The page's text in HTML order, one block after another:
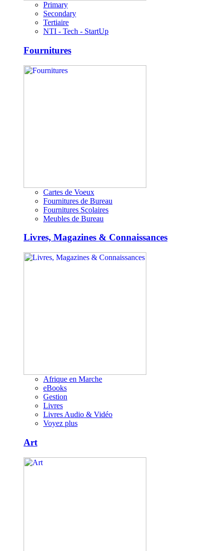
Primary
Secondary
Tertiaire
NTI - Tech - StartUp
Fournitures
Cartes de Voeux
Fournitures de Bureau
Fournitures Scolaires
Meubles de Bureau
Livres, Magazines & Connaissances
Afrique en Marche
eBooks
Gestion
Livres
Livres Audio & Vidéo
Voyez plus
Art